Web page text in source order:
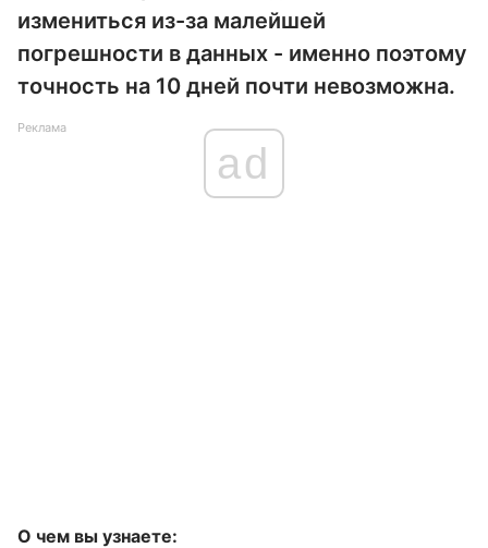
измениться из-за малейшей
погрешности в данных - именно поэтому
точность на 10 дней почти невозможна.
Реклама
ad
О чем вы узнаете: